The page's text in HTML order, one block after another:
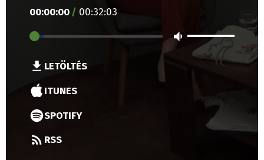
00:00:00 / 00:32:03
LETÖLTÉS
ITUNES
SPOTIFY
RSS